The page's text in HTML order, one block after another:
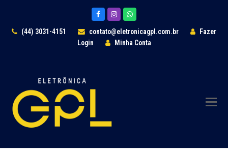
FacebookInstagramWhatsapp
(44) 3031-4151 contato@eletronicagpl.com.br
Fazer
Login
Minha Conta